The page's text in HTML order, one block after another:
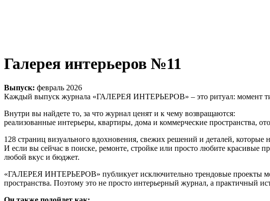
Галерея интерьеров №11
Выпуск: февраль 2026
Каждый выпуск журнала «ГАЛЕРЕЯ ИНТЕРЬЕРОВ» – это ритуал: момент
Внутри вы найдете то, за что журнал ценят и к чему возвращаются:
реализованные интерьеры, квартиры, дома и коммерческие пространства,
128 страниц визуального вдохновения, свежих решений и деталей, которые
И если вы сейчас в поиске, ремонте, стройке или просто любите красивые
любой вкус и бюджет.
«ГАЛЕРЕЯ ИНТЕРЬЕРОВ» публикует исключительно трендовые проекты
пространства. Поэтому это не просто интерьерный журнал, а практичный